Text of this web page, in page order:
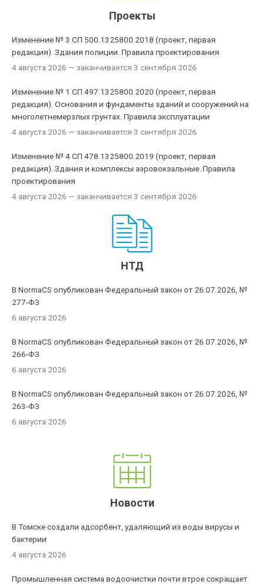
Проекты
Изменение № 3 СП 500.1325800.2018 (проект, первая
редакция). Здания полиции. Правила проектирования
4 августа 2026 — заканчивается 3 сентября 2026
Изменение № 1 СП 497.1325800.2020 (проект, первая
редакция). Основания и фундаменты зданий и сооружений на
многолетнемерзлых грунтах. Правила эксплуатации
4 августа 2026 — заканчивается 3 сентября 2026
Изменение № 4 СП 478.1325800.2019 (проект, первая
редакция). Здания и комплексы аэровокзальные. Правила
проектирования
4 августа 2026 — заканчивается 3 сентября 2026
НТД
В NormaCS опубликован Федеральный закон от 26.07.2026, №
277-ФЗ
6 августа 2026
В NormaCS опубликован Федеральный закон от 26.07.2026, №
266-ФЗ
6 августа 2026
В NormaCS опубликован Федеральный закон от 26.07.2026, №
263-ФЗ
6 августа 2026
Новости
В Томске создали адсорбент, удаляющий из воды вирусы и
бактерии
4 августа 2026
Промышленная система водоочистки почти втрое сокращает